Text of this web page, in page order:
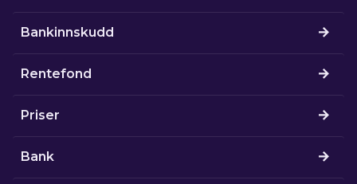
Bankinnskudd
Rentefond
Priser
Bank